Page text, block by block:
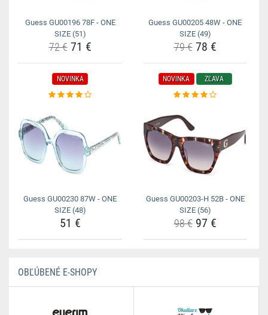
Guess GU00196 78F - ONE
SIZE (51)
72 €71 €
Guess GU00205 48W - ONE
SIZE (49)
79 €78 €
NOVINKA
Guess GU00230 87W - ONE
SIZE (48)
51 €
NOVINKA ZĽAVA
Guess GU00203-H 52B - ONE
SIZE (56)
98 €97 €
OBĽÚBENÉ E-SHOPY